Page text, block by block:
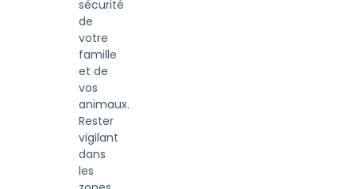
sécurité
de
votre
famille
et de
vos
animaux.
Rester
vigilant
dans
les